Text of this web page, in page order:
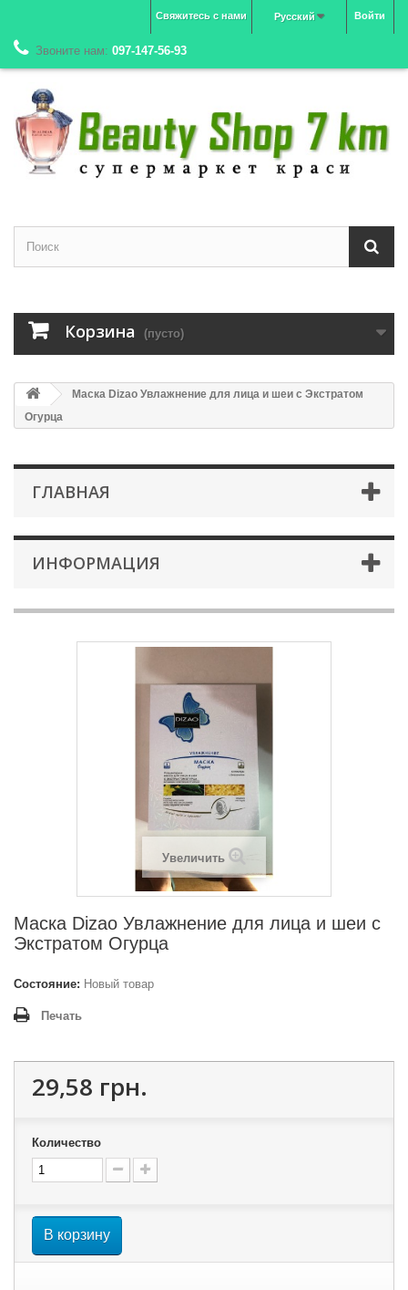
Войти
Русский
Свяжитесь с нами
Звоните нам: 097-147-56-93
Корзина (пусто)
Маска Dizao Увлажнение для лица и шеи с Экстратом
Огурца
ГЛАВНАЯ
ИНФОРМАЦИЯ
Увеличить
Маска Dizao Увлажнение для лица и шеи с
Экстратом Огурца
Состояние: Новый товар
Печать
29,58 грн.
Количество
В корзину